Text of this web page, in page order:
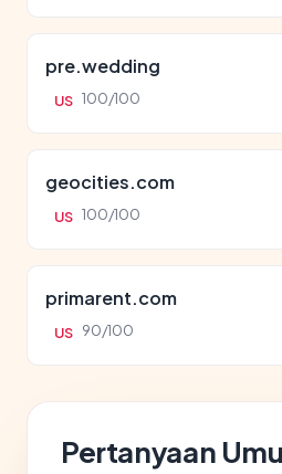
pre.wedding
US 100/100
geocities.com
US 100/100
primarent.com
US 90/100
Pertanyaan